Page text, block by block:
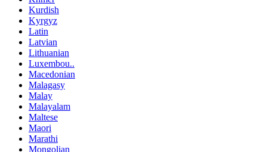
Kurdish
Kyrgyz
Latin
Latvian
Lithuanian
Luxembou..
Macedonian
Malagasy
Malay
Malayalam
Maltese
Maori
Marathi
Mongolian